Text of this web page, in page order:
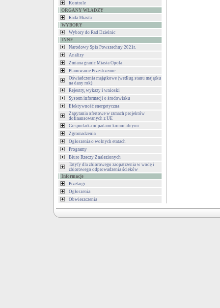
Kontrole
ORGANY WŁADZY
Rada Miasta
WYBORY
Wybory do Rad Dzielnic
INNE
Narodowy Spis Powszechny 2021r.
Analizy
Zmiana granic Miasta Opola
Planowanie Przestrzenne
Oświadczenia majątkowe (według stanu majątku
na dany rok)
Rejestry, wykazy i wnioski
System informacji o środowisku
Efektywność energetyczna
Zapytania ofertowe w ramach projektów
dofinansowanych z UE
Gospodarka odpadami komunalnymi
Zgromadzenia
Ogłoszenia o wolnych etatach
Programy
Biuro Rzeczy Znalezionych
Tatyfy dla zbiorowego zaopatrzenia w wodę i
zbiorowego odprowadzenia ścieków
Informacje
Przetargi
Ogłoszenia
Obwieszczenia